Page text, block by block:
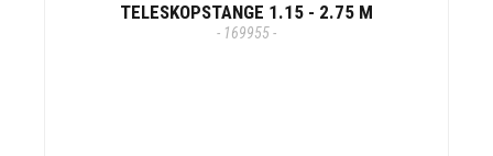
TELESKOPSTANGE 1.15 - 2.75 M
- 169955 -